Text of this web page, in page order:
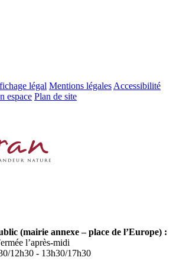
légal Mentions légales Accessibilité
espace Plan de site
(mairie annexe – place de l’Europe) :
l’après-midi
12h30 - 13h30/17h30